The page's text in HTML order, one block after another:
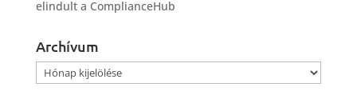
elindult a ComplianceHub
Archívum
Archívum